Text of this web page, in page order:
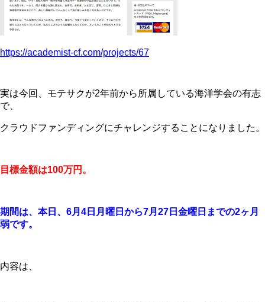
https://academist-cf.com/projects/67
実は今回、モテサクが2年前から所属している海洋学会の有志
で、
クラウドファンディングにチャレンジすることになりました。
目標金額は100万円。
期間は、本日、6月4日月曜日から7月27日金曜日までの2ヶ月
弱です。
内容は、